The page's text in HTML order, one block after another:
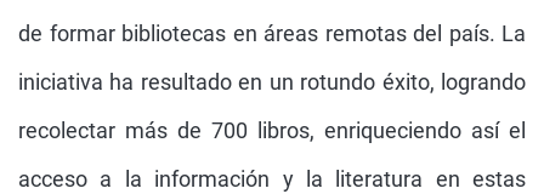
de formar bibliotecas en áreas remotas del país. La
iniciativa ha resultado en un rotundo éxito, logrando
recolectar más de 700 libros, enriqueciendo así el
acceso a la información y la literatura en estas